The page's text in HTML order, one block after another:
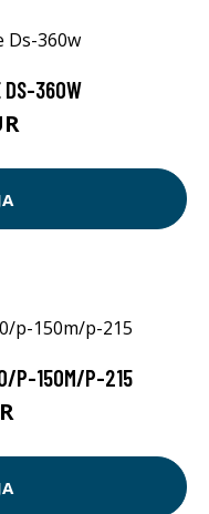
DS-360W
P-150M/P-215